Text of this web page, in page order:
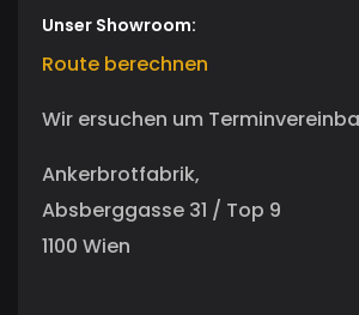
Unser Showroom:
Route berechnen
Wir ersuchen um
Ankerbrotfabrik,
Absberggasse 31 / Top 9
1100 Wien